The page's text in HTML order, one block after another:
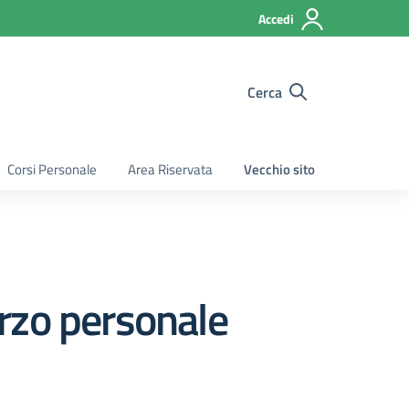
Accedi
Cerca
Corsi Personale Area Riservata Vecchio sito
personale